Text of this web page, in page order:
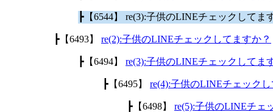
┣【6544】 re(3):子供のLINEチェックしてま
┣【6493】 re(2):子供のLINEチェックしてますか？
┣【6494】 re(3):子供のLINEチェックしてま
┣【6495】 re(4):子供のLINEチェック
┣【6498】 re(5):子供のLINEチェ